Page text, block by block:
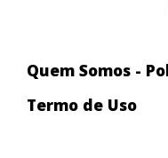
Quem Somos -
Termo de Uso